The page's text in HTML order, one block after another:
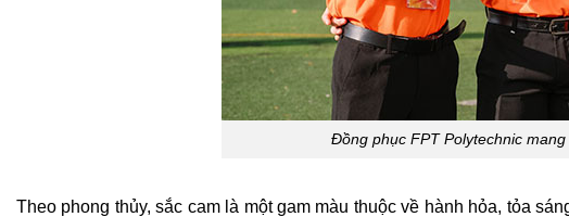
Đồng phục FPT Polytechnic
Theo phong thủy, sắc cam là một gam màu thuộc về hành hỏa, tỏa